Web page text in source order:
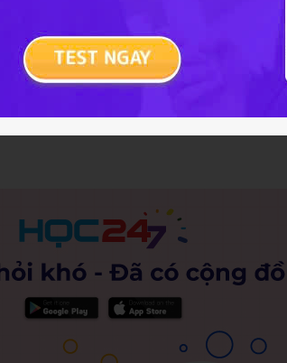
CH2=CH-OH; C6H5OH;
CH3CH(OH)CH2CH3;